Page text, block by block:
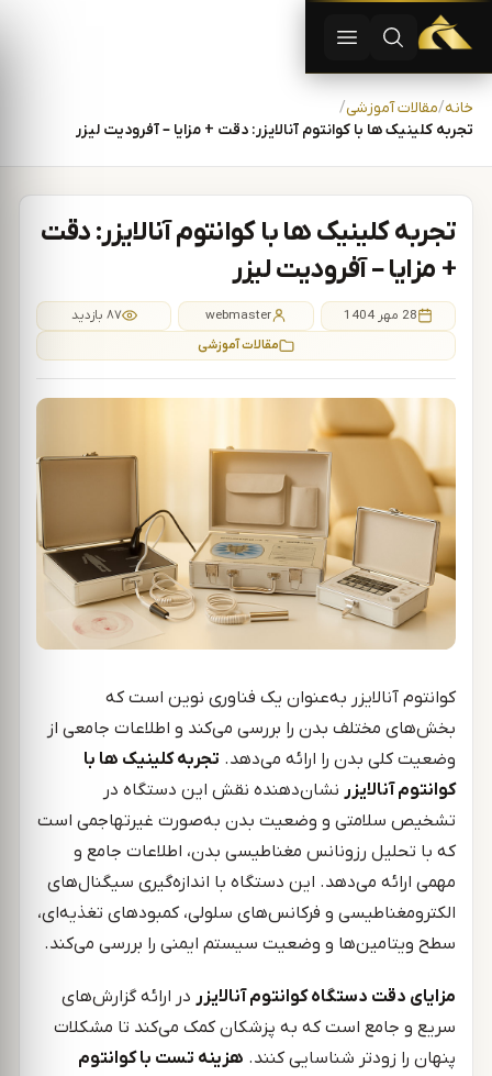
پرش به محتوا
دستگاه لیزر موهای زاید | دستگاه لاغری | آفرودیت لیزر —
باز کردن جستجو
باز کردن منو
خانه مقالات آموزشی
تجربه کلینیک ها با کوانتوم آنالایزر: دقت + مزایا – آفرودیت لیزر
تجربه کلینیک ها با کوانتوم آنالایزر: دقت
+ مزایا – آفرودیت لیزر
28 مهر 1404 webmaster
۸۷ بازدید
مقالات آموزشی
کوانتوم آنالایزر به‌عنوان یک فناوری نوین است که
بخش‌های مختلف بدن را بررسی می‌کند و اطلاعات جامعی از
وضعیت کلی بدن را ارائه می‌دهد. تجربه کلینیک ها با
کوانتوم آنالایزرنشان‌دهنده نقش این دستگاه در
تشخیص سلامتی و وضعیت بدن به‌صورت غیرتهاجمی است
که با تحلیل رزونانس مغناطیسی بدن، اطلاعات جامع و
مهمی ارائه می‌دهد. این دستگاه با اندازه‌گیری سیگنال‌های
الکترومغناطیسی و فرکانس‌های سلولی، کمبودهای تغذیه‌ای،
سطح ویتامین‌ها و وضعیت سیستم ایمنی را بررسی می‌کند.
مزایای دقت دستگاه کوانتوم آنالایزر در ارائه گزارش‌های
سریع و جامع است که به پزشکان کمک می‌کند تا مشکلات
پنهان را زودتر شناسایی کنند. هزینه تست با کوانتوم